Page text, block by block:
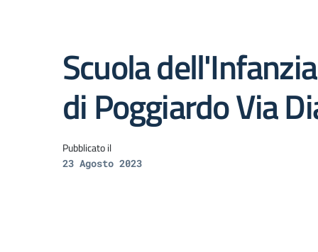
Scuola
di Poggiardo Via
Pubblicato il
23 Agosto 2023